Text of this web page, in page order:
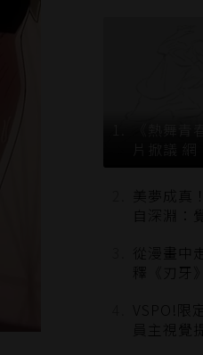
《熱舞青
片掀議
美夢成真
自深淵：
從漫畫中
釋《刃牙
VSPO!限
員主視覺